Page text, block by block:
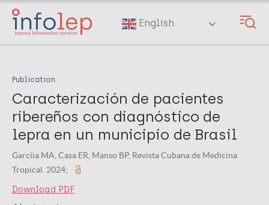
Skip
main
English
Publication
Caracterización de pacientes
ribereños con diagnóstico de
lepra en un municipio de Brasil
Garcíia MA, Casa ER, Manso BP. Revista Cubana de Medicina
Tropical. 2024;
Download PDF